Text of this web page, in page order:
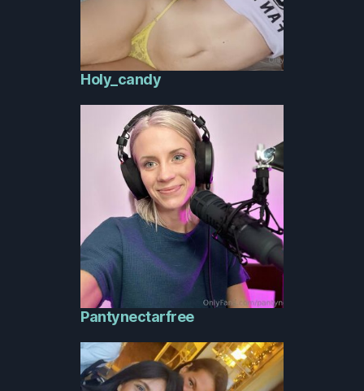
Holy_candy
Pantynectarfree